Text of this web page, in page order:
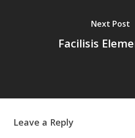
Next Post
Facilisis
Leave a Reply